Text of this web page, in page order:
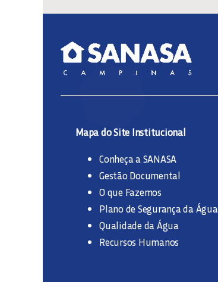
Mapa do Site Institucional
Conheça a SANASA
Gestão Documental
O que Fazemos
Plano de Segurança da Água
Qualidade da Água
Recursos Humanos